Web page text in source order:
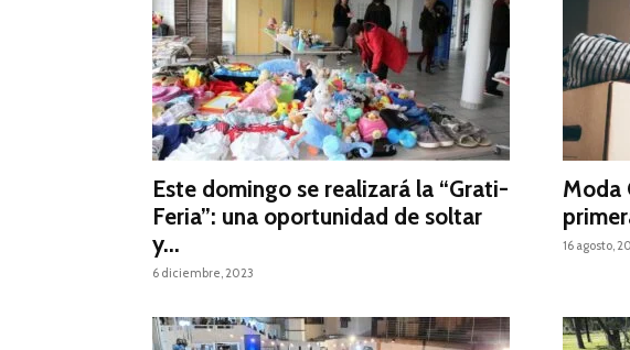
Este domingo se realizará la “Grati-
Feria”: una oportunidad de soltar
y...
6 diciembre, 2023
Moda
16 agosto,